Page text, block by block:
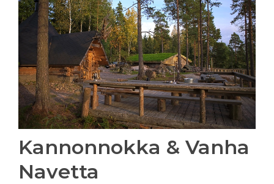
Kannonnokka & Vanha
Navetta